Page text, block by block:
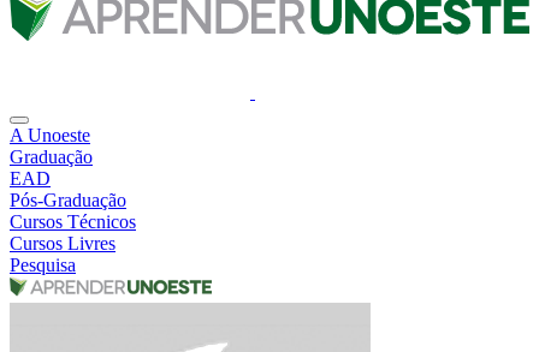
A Unoeste
Graduação
EAD
Pós-Graduação
Cursos Técnicos
Cursos Livres
Pesquisa